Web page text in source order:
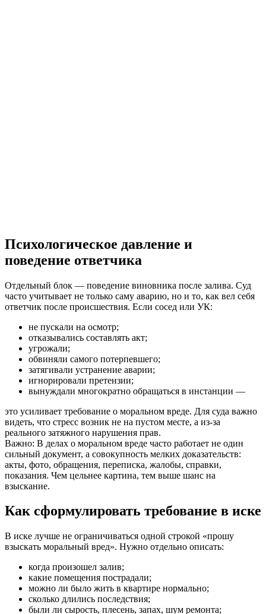
Психологическое давление и
поведение ответчика
Отдельный блок — поведение виновника после залива. Суд
часто учитывает не только саму аварию, но и то, как вел себя
ответчик после происшествия. Если сосед или УК:
не пускали на осмотр;
отказывались составлять акт;
угрожали;
обвиняли самого потерпевшего;
затягивали устранение аварии;
игнорировали претензии;
вынуждали многократно обращаться в инстанции —
это усиливает требование о моральном вреде. Для суда важно
видеть, что стресс возник не на пустом месте, а из-за
реального затяжного нарушения прав.
Важно: В делах о моральном вреде часто работает не один
сильный документ, а совокупность мелких доказательств:
акты, фото, обращения, переписка, жалобы, справки,
показания. Чем цельнее картина, тем выше шанс на
взыскание.
Как сформулировать требование в иске
В иске лучше не ограничиваться одной строкой «прошу
взыскать моральный вред». Нужно отдельно описать:
когда произошел залив;
какие помещения пострадали;
можно ли было жить в квартире нормально;
сколько длились последствия;
были ли сырость, плесень, запах, шум ремонта;